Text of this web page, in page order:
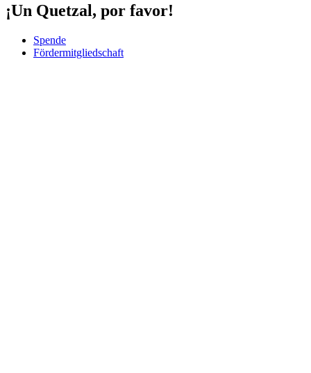
¡Un Quetzal, por favor!
Spende
Fördermitgliedschaft